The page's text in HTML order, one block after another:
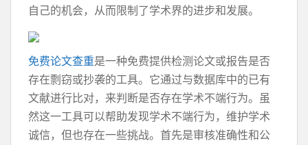
自己的机会，从而限制了学术界的进步和发展。
免费论文查重是一种免费提供检测论文或报告是否
存在剽窃或抄袭的工具。它通过与数据库中的已有
文献进行比对，来判断是否存在学术不端行为。虽
然这一工具可以帮助发现学术不端行为，维护学术
诚信，但也存在一些挑战。首先是审核准确性和公